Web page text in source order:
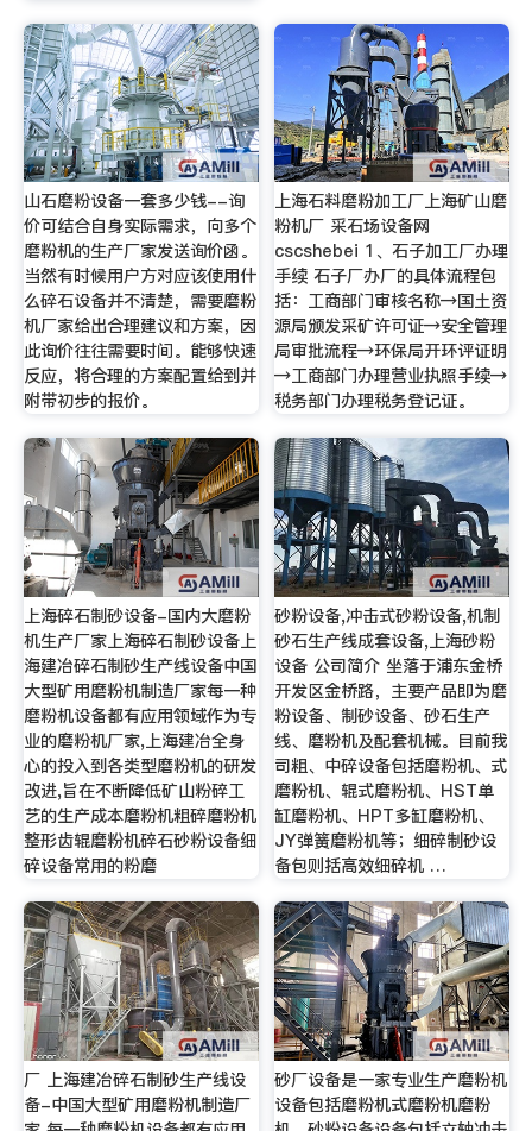
山石磨粉设备一套多少钱--询
价可结合自身实际需求，向多个
磨粉机的生产厂家发送询价函。
当然有时候用户方对应该使用什
么碎石设备并不清楚，需要磨粉
机厂家给出合理建议和方案，因
此询价往往需要时间。能够快速
反应，将合理的方案配置给到并
附带初步的报价。
上海石料磨粉加工厂上海矿山磨
粉机厂 采石场设备网
cscshebei 1、石子加工厂办理
手续 石子厂办厂的具体流程包
括：工商部门审核名称→国土资
源局颁发采矿许可证→安全管理
局审批流程→环保局开环评证明
→工商部门办理营业执照手续→
税务部门办理税务登记证。
上海碎石制砂设备-国内大磨粉
机生产厂家上海碎石制砂设备上
海建冶碎石制砂生产线设备中国
大型矿用磨粉机制造厂家每一种
磨粉机设备都有应用领域作为专
业的磨粉机厂家,上海建冶全身
心的投入到各类型磨粉机的研发
改进,旨在不断降低矿山粉碎工
艺的生产成本磨粉机粗碎磨粉机
整形齿辊磨粉机碎石砂粉设备细
碎设备常用的粉磨
砂粉设备,冲击式砂粉设备,机制
砂石生产线成套设备,上海砂粉
设备 公司简介 坐落于浦东金桥
开发区金桥路，主要产品即为磨
粉设备、制砂设备、砂石生产
线、磨粉机及配套机械。目前我
司粗、中碎设备包括磨粉机、式
磨粉机、辊式磨粉机、HST单
缸磨粉机、HPT多缸磨粉机、
JY弹簧磨粉机等；细碎制砂设
备包则括高效细碎机 …
厂 上海建冶碎石制砂生产线设
备-中国大型矿用磨粉机制造厂
砂厂设备是一家专业生产磨粉机
设备包括磨粉机式磨粉机磨粉